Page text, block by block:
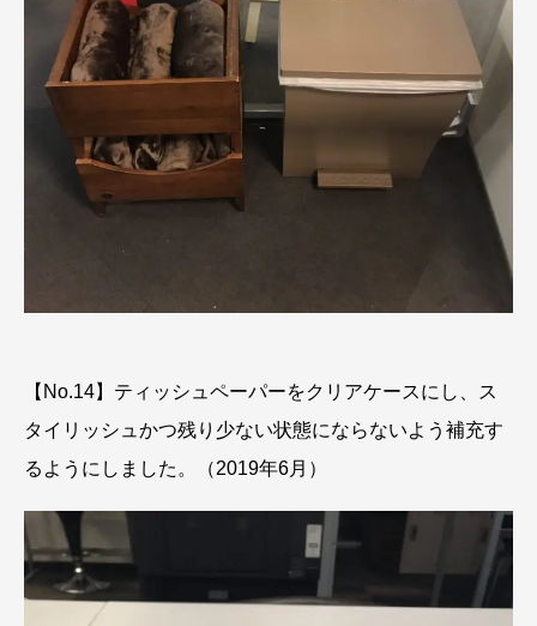
【No.14】ティッシュペーパーをクリアケースにし、ス
タイリッシュかつ残り少ない状態にならないよう補充す
るようにしました。（2019年6月）